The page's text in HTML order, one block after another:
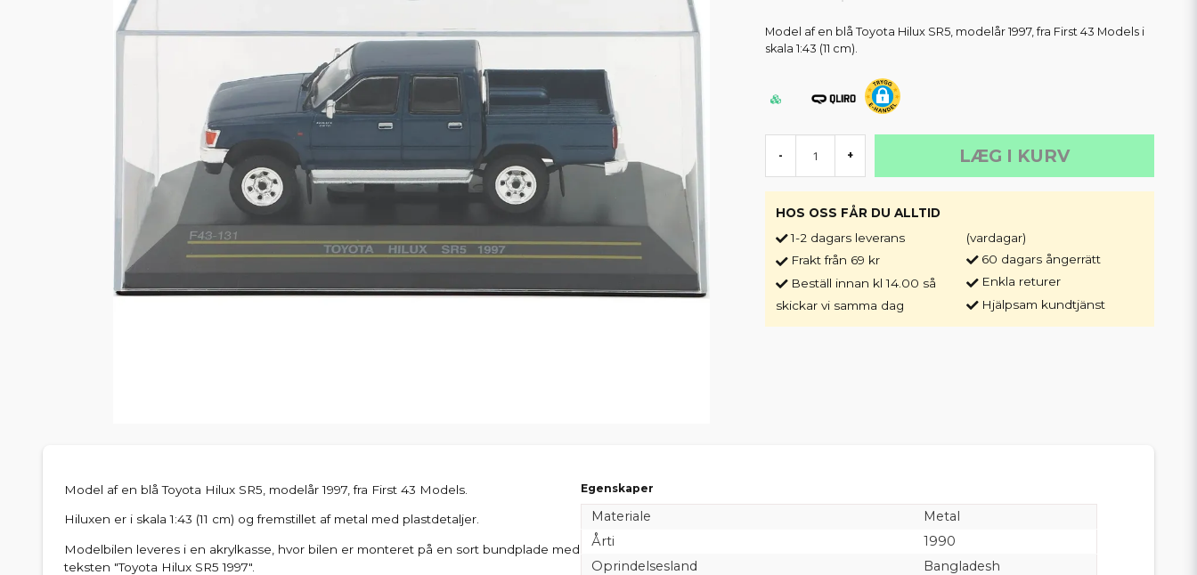
Model af en blå Toyota Hilux SR5, modelår 1997, fra First 43 Models i
skala 1:43 (11 cm).
- + LÆG I KURV
HOS OSS FÅR DU ALLTID
1-2 dagars leverans
Frakt från 69 kr
Beställ innan kl 14.00 så
skickar vi samma dag
(vardagar)
60 dagars ångerrätt
Enkla returer
Hjälpsam kundtjänst
Model af en blå Toyota Hilux SR5, modelår 1997, fra First 43 Models.
Hiluxen er i skala 1:43 (11 cm) og fremstillet af metal med plastdetaljer.
Modelbilen leveres i en akrylkasse, hvor bilen er monteret på en sort bundplade med
teksten "Toyota Hilux SR5 1997".
Egenskaper
Materiale
Metal
Årti
1990
Oprindelsesland
Bangladesh